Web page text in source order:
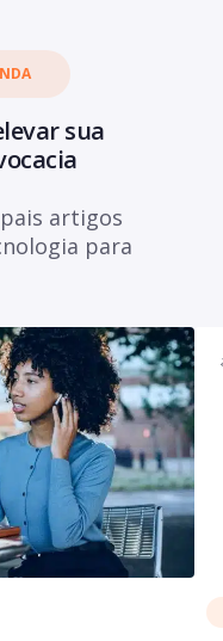
sua
artigos
para